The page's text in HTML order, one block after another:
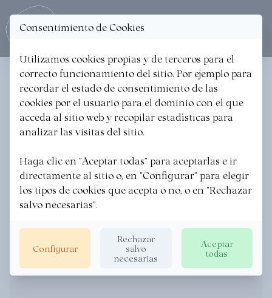
590 resultados encontrados
Filtrar
Consentimiento de Cookies
Utilizamos cookies propias y de terceros para el
correcto funcionamiento del sitio. Por ejemplo para
recordar el estado de consentimiento de las
cookies por el usuario para el dominio con el que
acceda al sitio web y recopilar estadísticas para
analizar las visitas del sitio.
Haga clic en "Aceptar todas" para aceptarlas e ir
directamente al sitio o, en "Configurar" para elegir
los tipos de cookies que acepta o no, o en "Rechazar
salvo necesarias".
Configurar
Rechazar
salvo
necesarias
Aceptar
todas